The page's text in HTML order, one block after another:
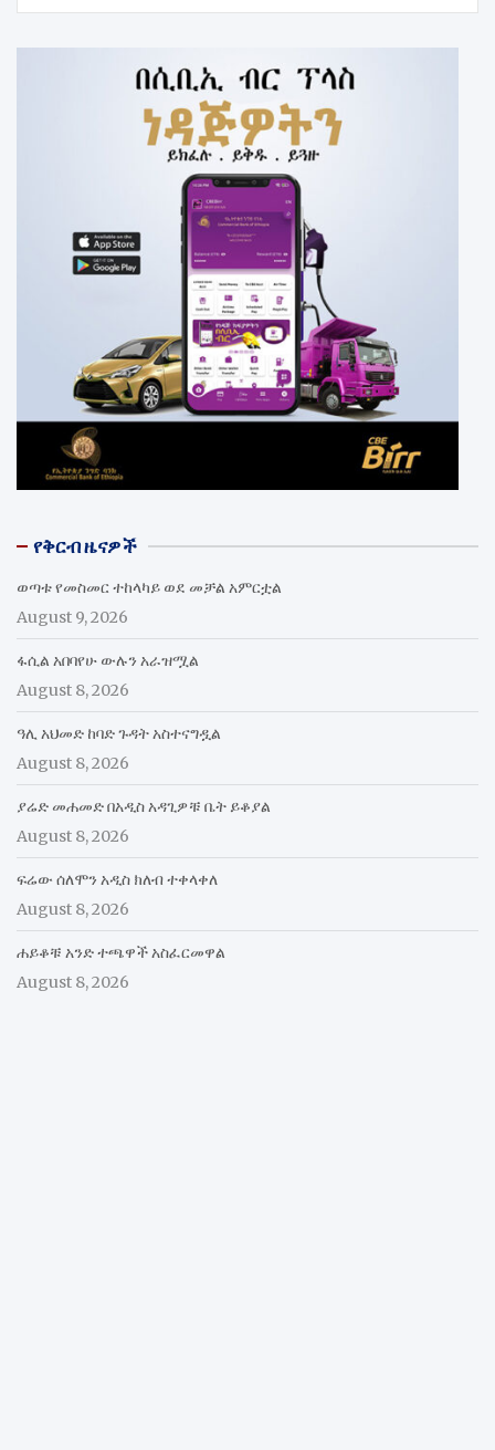
የቅርብ ዜናዎች
ወጣቱ የመስመር ተከላካይ ወደ መቻል አምርቷል
August 9, 2026
ፋሲል አበባየሁ ውሉን አራዝሟል
August 8, 2026
ዓሊ አህመድ ከባድ ጉዳት አስተናግዷል
August 8, 2026
ያሬድ መሐመድ በአዲስ አዳጊዎቹ ቤት ይቆያል
August 8, 2026
ፍሬው ሰለሞን አዲስ ክለብ ተቀላቀለ
August 8, 2026
ሐይቆቹ አንድ ተጫዋች አስፈርመዋል
August 8, 2026